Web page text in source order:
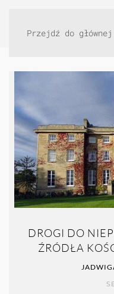
Przejdź do
DROGI DO
ŹRÓDŁA